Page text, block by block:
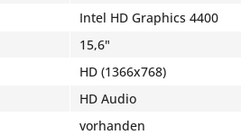
Intel HD Graphics 4400
15,6"
HD (1366x768)
HD Audio
vorhanden